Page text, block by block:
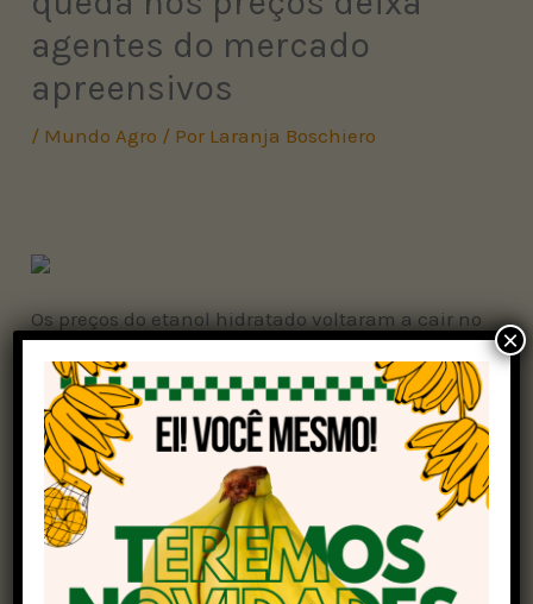
agentes do mercado
apreensivos
/ Mundo Agro / Por Laranja Boschiero
Os preços do etanol hidratado voltaram a cair no
mercado paulista nesta última semana, de
acordo com levantamentos do Centro de
Estudos Avançados em Economia Aplicada
(Cepea). Entre 14 e 17 de abril, o indicador do
instituto fechou em R$ 2,7140 por litro,
representando uma queda de 1,17% com relação
ao período anterior.
×